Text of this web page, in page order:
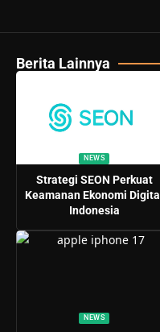
Berita Lainnya
NEWS
Strategi SEON Perkuat
Keamanan Ekonomi Digital
Indonesia
NEWS